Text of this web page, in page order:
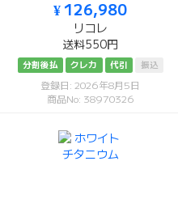
¥ 126,980
リコレ
送料550円
分割後払 クレカ 代引 振込
登録日: 2026年8月5日
商品No: 38970326